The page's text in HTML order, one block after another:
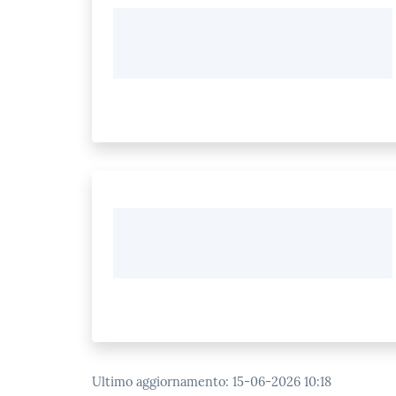
Ultimo aggiornamento: 15-06-2026 10:18